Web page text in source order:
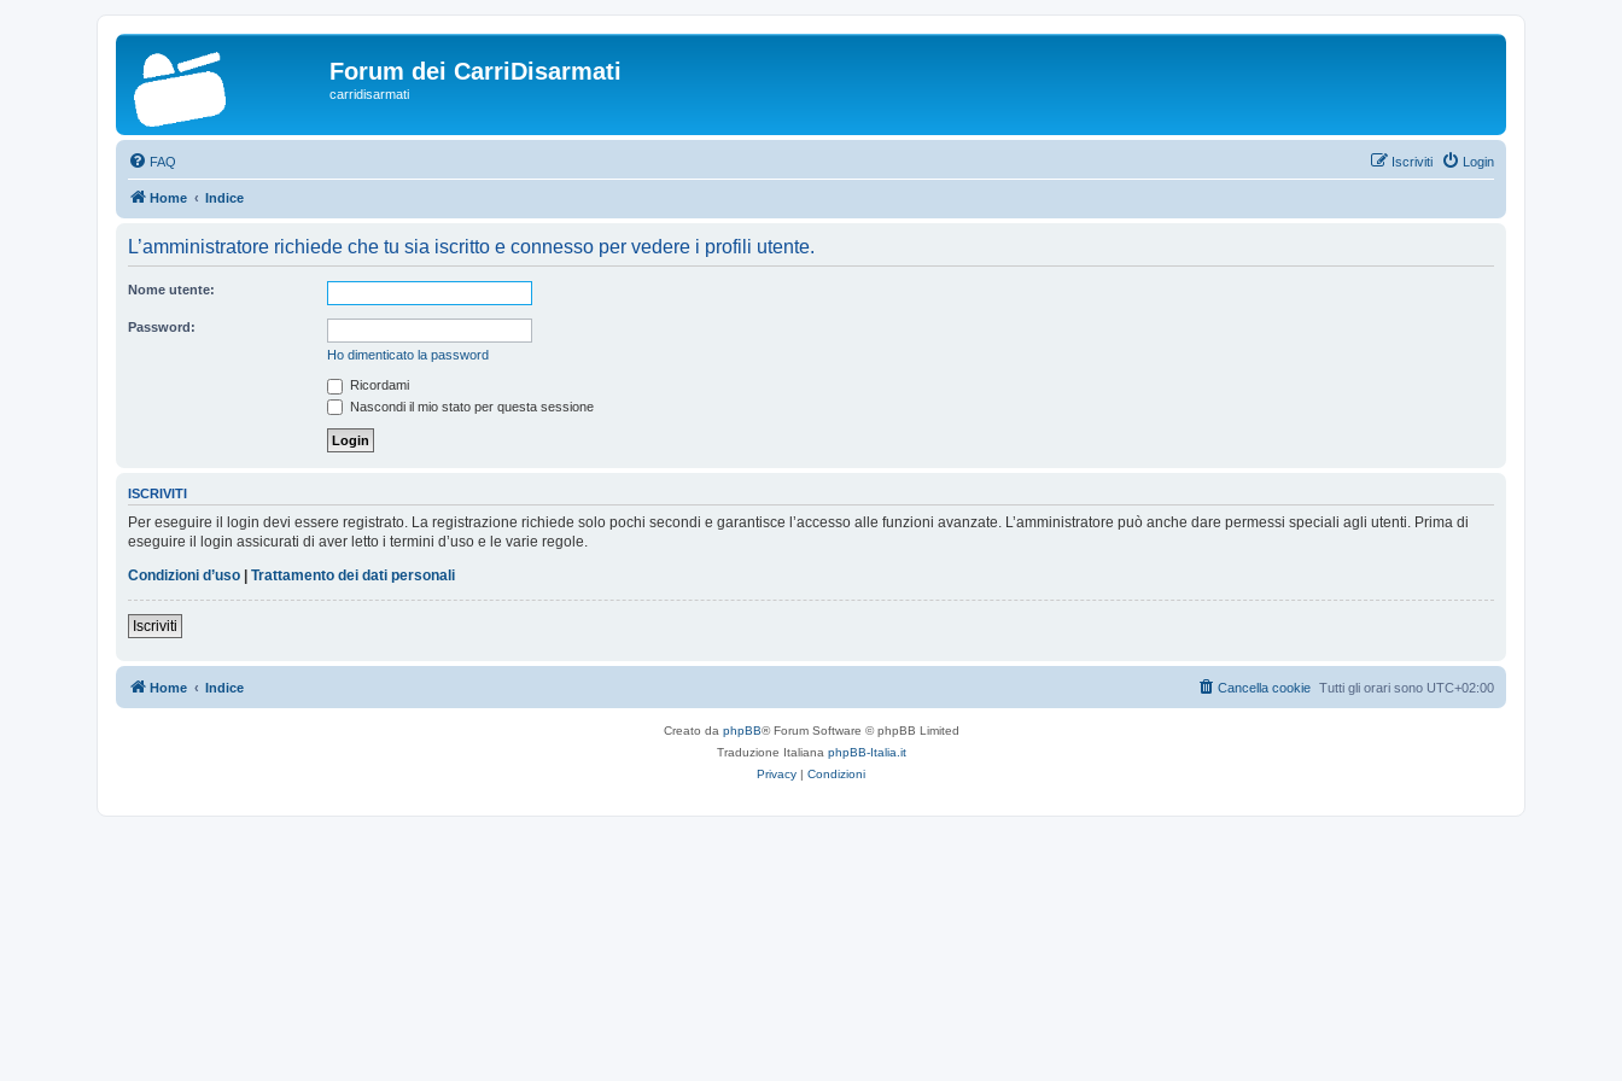
Forum dei CarriDisarmati
carridisarmati
FAQ Login
Iscriviti
Home Indice
L’amministratore richiede che tu sia iscritto e connesso per vedere i profili utente.
Nome utente:
Password:
Ho dimenticato la password
Ricordami
Nascondi il mio stato per questa sessione
ISCRIVITI
Per eseguire il login devi essere registrato. La registrazione richiede solo pochi secondi e garantisce l’accesso alle funzioni avanzate. L’amministratore può anche dare permessi speciali agli utenti. Prima di
eseguire il login assicurati di aver letto i termini d’uso e le varie regole.
Condizioni d’uso | Trattamento dei dati personali
Iscriviti
Home Indice Tutti gli orari sono UTC+02:00
Cancella cookie
Creato da phpBB® Forum Software © phpBB Limited
Traduzione Italiana phpBB-Italia.it
Privacy | Condizioni